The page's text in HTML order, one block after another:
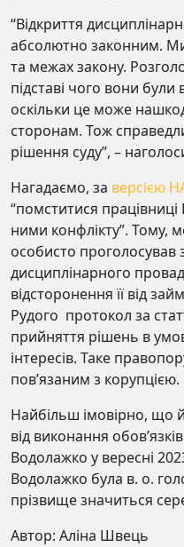
“Відкриття
абсолютно законним.
та межах закону.
підставі чого вони були
оскільки це може
сторонам. Тож
рішення суду”, –
Нагадаємо, за версією
“помститися
ними конфлікту”. Тому,
особисто проголосував
дисциплінарного
відсторонення її від
Рудого протокол за
прийняття рішень в
інтересів. Таке
пов’язаним з корупцією.
Найбільш імовірно, що
від виконання
Водолажко у вересні
Водолажко була в. о.
прізвище значиться
Автор: Аліна Швець